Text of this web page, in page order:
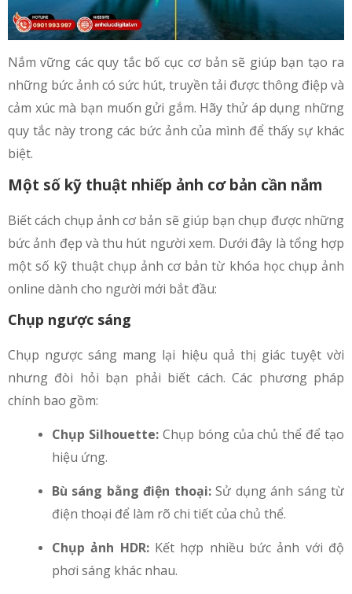
Nắm vững các quy tắc bố cục cơ bản sẽ giúp bạn tạo ra
những bức ảnh có sức hút, truyền tải được thông điệp và
cảm xúc mà bạn muốn gửi gắm. Hãy thử áp dụng những
quy tắc này trong các bức ảnh của mình để thấy sự khác
biệt.
Một số kỹ thuật nhiếp ảnh cơ bản cần nắm
Biết cách chụp ảnh cơ bản sẽ giúp bạn chụp được những
bức ảnh đẹp và thu hút người xem. Dưới đây là tổng hợp
một số kỹ thuật chụp ảnh cơ bản từ khóa học chụp ảnh
online dành cho người mới bắt đầu:
Chụp ngược sáng
Chụp ngược sáng mang lại hiệu quả thị giác tuyệt vời
nhưng đòi hỏi bạn phải biết cách. Các phương pháp
chính bao gồm:
Chụp Silhouette:Chụp bóng của chủ thể để tạo
hiệu ứng.
Bù sáng bằng điện thoại:Sử dụng ánh sáng từ
điện thoại để làm rõ chi tiết của chủ thể.
Chụp ảnh HDR: Kết hợp nhiều bức ảnh với độ
phơi sáng khác nhau.